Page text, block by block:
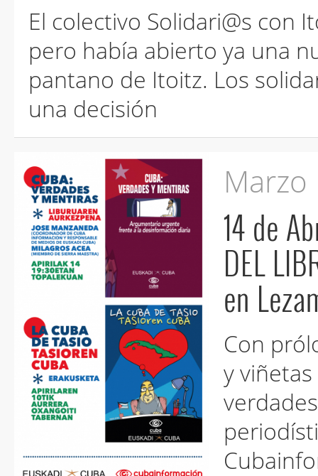
El colectivo Solidari@s con
pero había abierto ya una
pantano de Itoitz. Los
una decisión
Marzo
14 de
DEL LIBRO "Cuba
en
Con
y